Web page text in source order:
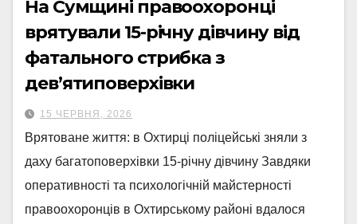
На Сумщині правоохоронці
врятували 15-річну дівчину від
фатального стрибка з
дев’ятиповерхівки
15 ЧЕРВНЯ, 2026
Врятоване життя: в Охтирці поліцейські зняли з
даху багатоповерхівки 15-річну дівчину Завдяки
оперативності та психологічній майстерності
правоохоронців в Охтирському районі вдалося